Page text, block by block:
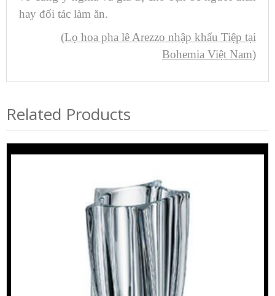
hay đối tác làm ăn.
(Lọ hoa pha lê Arezzo nhập khẩu Tiệp tại
Bohemia Việt Nam)
Related Products